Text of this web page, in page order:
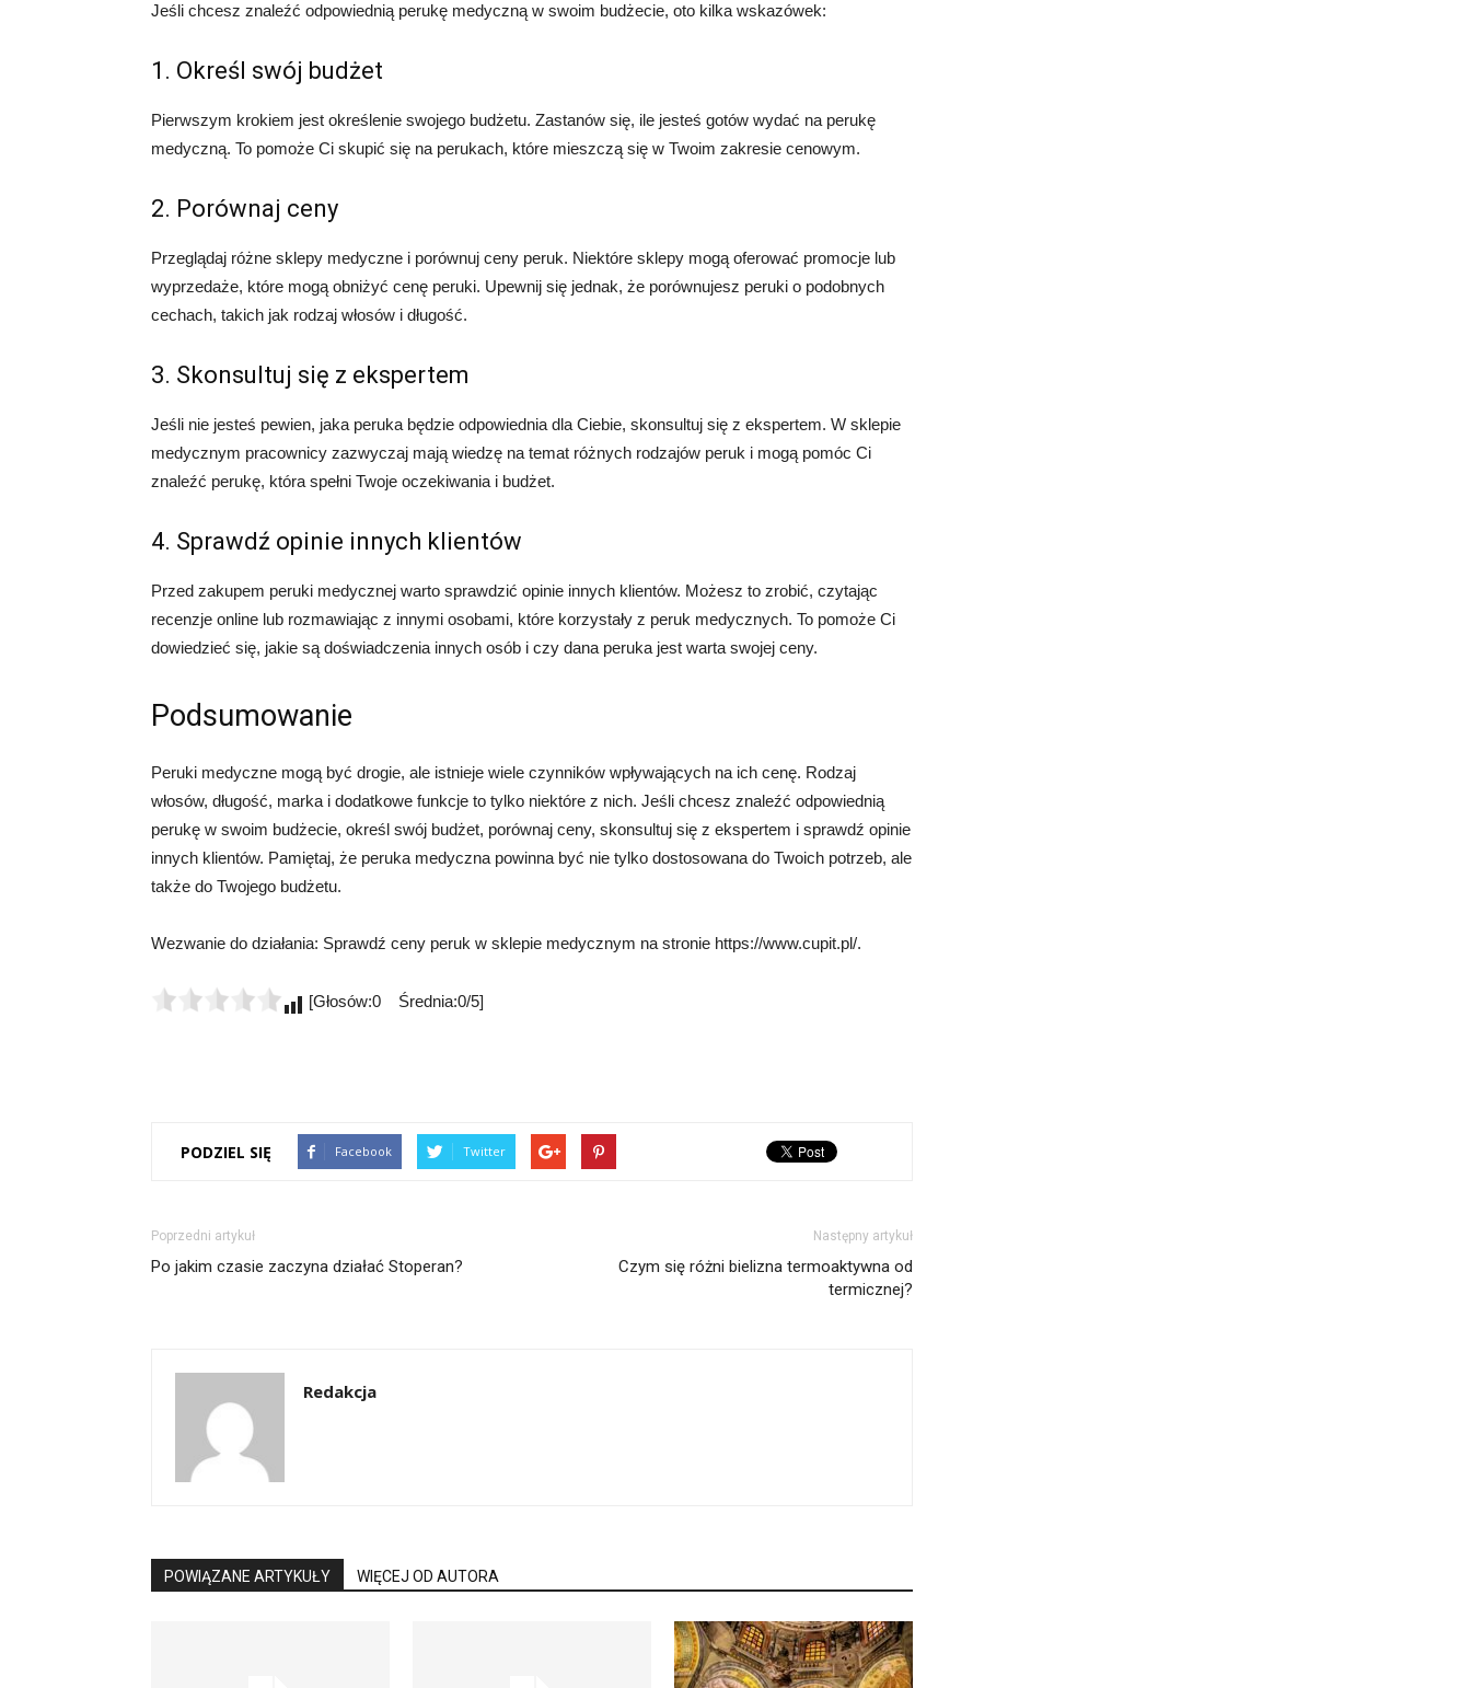
Jeśli chcesz znaleźć odpowiednią perukę medyczną w swoim budżecie, oto kilka wskazówek:
1. Określ swój budżet
Pierwszym krokiem jest określenie swojego budżetu. Zastanów się, ile jesteś gotów wydać na perukę
medyczną. To pomoże Ci skupić się na perukach, które mieszczą się w Twoim zakresie cenowym.
2. Porównaj ceny
Przeglądaj różne sklepy medyczne i porównuj ceny peruk. Niektóre sklepy mogą oferować promocje lub
wyprzedaże, które mogą obniżyć cenę peruki. Upewnij się jednak, że porównujesz peruki o podobnych
cechach, takich jak rodzaj włosów i długość.
3. Skonsultuj się z ekspertem
Jeśli nie jesteś pewien, jaka peruka będzie odpowiednia dla Ciebie, skonsultuj się z ekspertem. W sklepie
medycznym pracownicy zazwyczaj mają wiedzę na temat różnych rodzajów peruk i mogą pomóc Ci
znaleźć perukę, która spełni Twoje oczekiwania i budżet.
4. Sprawdź opinie innych klientów
Przed zakupem peruki medycznej warto sprawdzić opinie innych klientów. Możesz to zrobić, czytając
recenzje online lub rozmawiając z innymi osobami, które korzystały z peruk medycznych. To pomoże Ci
dowiedzieć się, jakie są doświadczenia innych osób i czy dana peruka jest warta swojej ceny.
Podsumowanie
Peruki medyczne mogą być drogie, ale istnieje wiele czynników wpływających na ich cenę. Rodzaj
włosów, długość, marka i dodatkowe funkcje to tylko niektóre z nich. Jeśli chcesz znaleźć odpowiednią
perukę w swoim budżecie, określ swój budżet, porównaj ceny, skonsultuj się z ekspertem i sprawdź opinie
innych klientów. Pamiętaj, że peruka medyczna powinna być nie tylko dostosowana do Twoich potrzeb, ale
także do Twojego budżetu.
Wezwanie do działania: Sprawdź ceny peruk w sklepie medycznym na stronie https://www.cupit.pl/.
[Głosów:0 Średnia:0/5]
PODZIEL SIĘ Facebook Twitter
Poprzedni artykuł
Po jakim czasie zaczyna działać Stoperan?
Następny artykuł
Czym się różni bielizna termoaktywna od
termicznej?
Redakcja
POWIĄZANE ARTYKUŁY WIĘCEJ OD AUTORA